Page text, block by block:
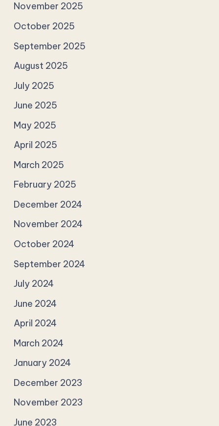
November 2025
October 2025
September 2025
August 2025
July 2025
June 2025
May 2025
April 2025
March 2025
February 2025
December 2024
November 2024
October 2024
September 2024
July 2024
June 2024
April 2024
March 2024
January 2024
December 2023
November 2023
June 2023